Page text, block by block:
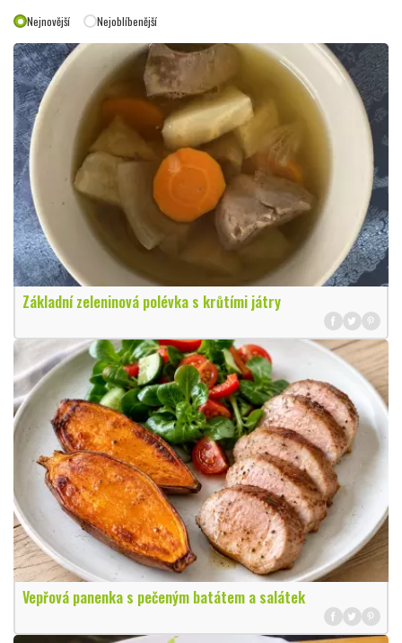
Nejnovější Nejoblíbenější
Základní zeleninová polévka s krůtími játry
Vepřová panenka s pečeným batátem a salátek